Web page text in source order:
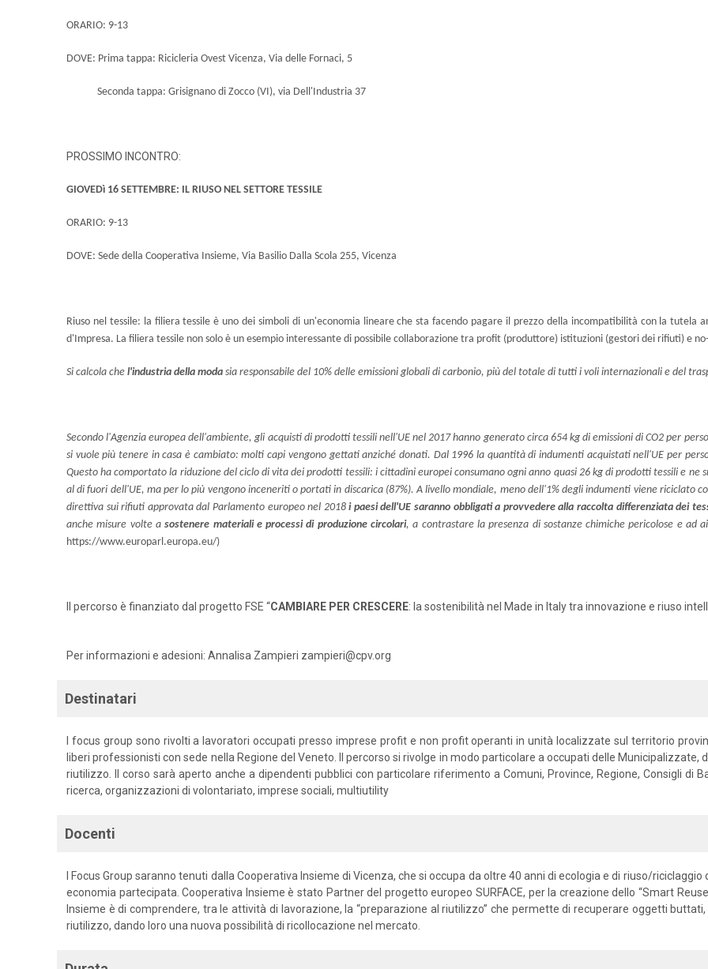
ORARIO: 9-13
DOVE: Prima tappa: Ricicleria Ovest Vicenza, Via delle Fornaci, 5
Seconda tappa: Grisignano di Zocco (VI), via Dell'Industria 37
PROSSIMO INCONTRO:
GIOVEDì 16 SETTEMBRE: IL RIUSO NEL SETTORE TESSILE
ORARIO: 9-13
DOVE: Sede della Cooperativa Insieme, Via Basilio Dalla Scola 255, Vicenza
Riuso nel tessile: la filiera tessile è uno dei simboli di un'economia lineare che sta facendo pagare il prezzo della incompatibilità con la tutela
d'Impresa. La filiera tessile non solo è un esempio interessante di possibile collaborazione tra profit (produttore) istituzioni (gestori dei rifiuti) e
Si calcola che l'industria della moda sia responsabile del 10% delle emissioni globali di carbonio, più del totale di tutti i voli internazionali e del
Secondo l'Agenzia europea dell'ambiente, gli acquisti di prodotti tessili nell'UE nel 2017 hanno generato circa 654 kg di emissioni di CO2 per
si vuole più tenere in casa è cambiato: molti capi vengono gettati anziché donati. Dal 1996 la quantità di indumenti acquistati nell'UE per
Questo ha comportato la riduzione del ciclo di vita dei prodotti tessili: i cittadini europei consumano ogni anno quasi 26 kg di prodotti tessili e ne
al di fuori dell'UE, ma per lo più vengono inceneriti o portati in discarica (87%). A livello mondiale, meno dell'1% degli indumenti viene riciclato
direttiva sui rifiuti approvata dal Parlamento europeo nel 2018i paesi dell'UE saranno obbligati a provvedere alla raccolta differenziata dei
anche misure volte asostenere materiali e processi di produzione circolari, a contrastare la presenza di sostanze chimiche pericolose e ad
https://www.europarl.europa.eu/)
Il percorso è finanziato dal progetto FSE “CAMBIARE PER CRESCERE: la sostenibilità nel Made in Italy tra innovazione e riuso
Per informazioni e adesioni: Annalisa Zampieri zampieri@cpv.org
Destinatari
I focus group sono rivolti a lavoratori occupati presso imprese profit e non profit operanti in unità localizzate sul territorio
liberi professionisti con sede nella Regione del Veneto. Il percorso si rivolge in modo particolare a occupati delle Municipalizzate,
riutilizzo. Il corso sarà aperto anche a dipendenti pubblici con particolare riferimento a Comuni, Province, Regione, Consigli di
ricerca, organizzazioni di volontariato, imprese sociali, multiutility
Docenti
I Focus Group saranno tenuti dalla Cooperativa Insieme di Vicenza, che si occupa da oltre 40 anni di ecologia e di riuso/
economia partecipata. Cooperativa Insieme è stato Partner del progetto europeo SURFACE, per la creazione dello “Smart
Insieme è di comprendere, tra le attività di lavorazione, la “preparazione al riutilizzo” che permette di recuperare oggetti
riutilizzo, dando loro una nuova possibilità di ricollocazione nel mercato.